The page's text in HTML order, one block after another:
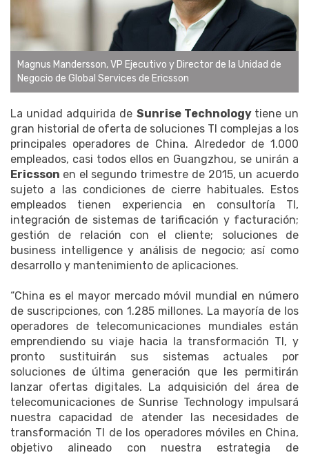
Magnus Mandersson, VP Ejecutivo y Director de la Unidad de
Negocio de Global Services de Ericsson
La unidad adquirida de Sunrise Technology tiene un
gran historial de oferta de soluciones TI complejas a los
principales operadores de China. Alrededor de 1.000
empleados, casi todos ellos en Guangzhou, se unirán a
Ericsson en el segundo trimestre de 2015, un acuerdo
sujeto a las condiciones de cierre habituales. Estos
empleados tienen experiencia en consultoría TI,
integración de sistemas de tarificación y facturación;
gestión de relación con el cliente; soluciones de
business intelligence y análisis de negocio; así como
desarrollo y mantenimiento de aplicaciones.
“China es el mayor mercado móvil mundial en número
de suscripciones, con 1.285 millones. La mayoría de los
operadores de telecomunicaciones mundiales están
emprendiendo su viaje hacia la transformación TI, y
pronto sustituirán sus sistemas actuales por
soluciones de última generación que les permitirán
lanzar ofertas digitales. La adquisición del área de
telecomunicaciones de Sunrise Technology impulsará
nuestra capacidad de atender las necesidades de
transformación TI de los operadores móviles en China,
objetivo alineado con nuestra estrategia de